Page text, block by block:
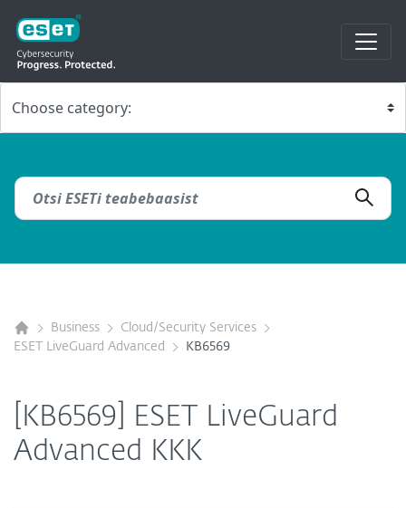
Business
Cloud/Security Services
ESET LiveGuard Advanced
KB6569
[KB6569] ESET LiveGuard
Advanced KKK